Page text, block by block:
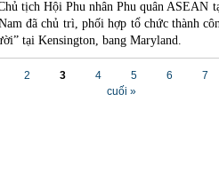
tịch Hội Phu nhân Phu quân ASEAN
đã chủ trì, phối hợp tổ chức thành
tại Kensington, bang Maryland.
2 3 4 5 6
7
cuối »